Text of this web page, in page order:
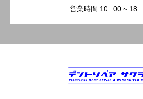
営業時間 10 : 00 ~ 18 :